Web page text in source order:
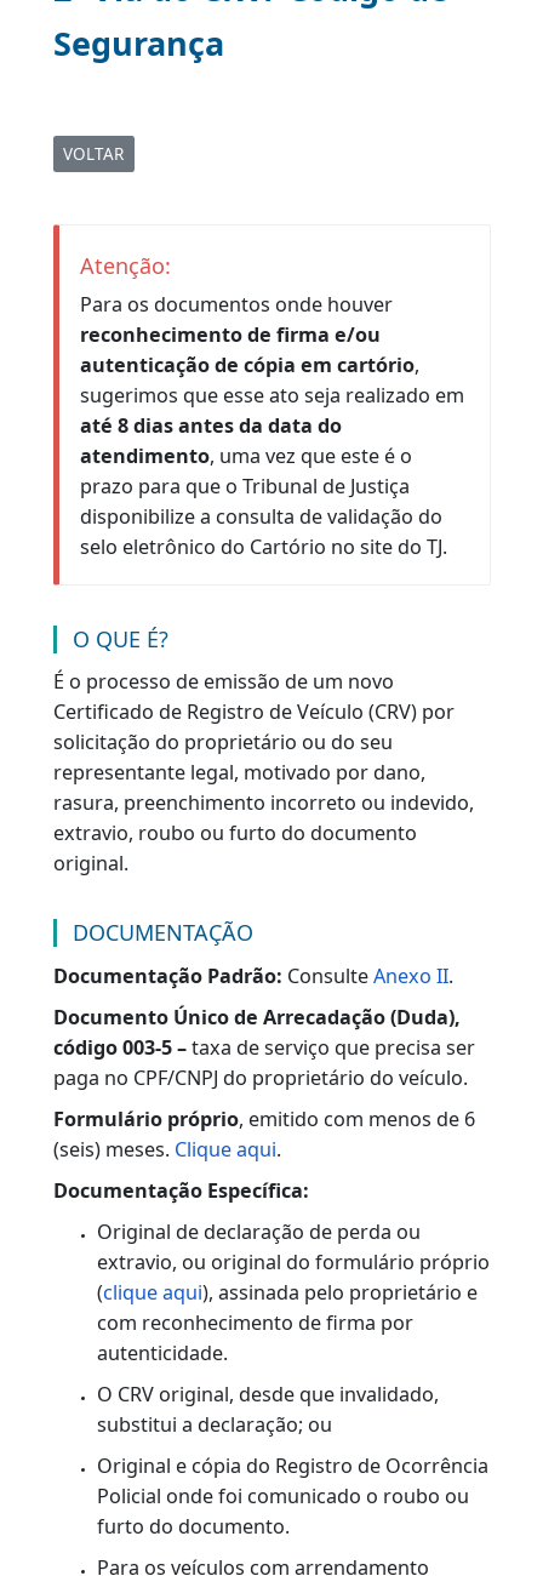
2ª Via do CRV/ Código de
Segurança
VOLTAR
Atenção:
Para os documentos onde houver
reconhecimento de firma e/ou
autenticação de cópia em cartório
sugerimos que esse ato seja realizado em
até 8 dias antes da data do
atendimento
disponibilize a consulta de validação do
selo eletrônico do Cartório no site do TJ.
O QUE É?
É o processo de emissão de um novo
Certificado de Registro de Veículo (CRV) por
solicitação do proprietário ou do seu
representante legal, motivado por dano,
rasura, preenchimento incorreto ou indevido,
extravio, roubo ou furto do documento
original.
DOCUMENTAÇÃO
Documentação Padrão:
Documento Único de Arrecadação (Duda),
código 003-5 –taxa de serviço que precisa ser
paga no CPF/CNPJ do proprietário do veículo.